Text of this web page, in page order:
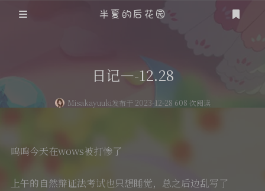
半夏的后花园
日记—-12.28
Misakayuuki发布于 2023-12-28 608 次阅读
呜呜今天在wows被打惨了
上午的自然辩证法考试也只想睡觉，总之后边乱写了